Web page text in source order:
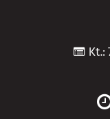
Kt.: